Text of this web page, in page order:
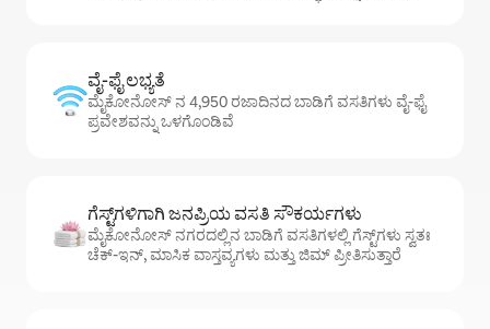
ವೈ-ಫೈ ಲಭ್ಯತೆ
ಮೈಕೋನೋಸ್ ನ 4,950 ರಜಾದಿನದ ಬಾಡಿಗೆ ವಸತಿಗಳು ವೈ-ಫೈ
ಪ್ರವೇಶವನ್ನು ಒಳಗೊಂಡಿವೆ
ಗೆಸ್ಟ್‌ಗಳಿಗಾಗಿ ಜನಪ್ರಿಯ ವಸತಿ ಸೌಕರ್ಯಗಳು
ಮೈಕೋನೋಸ್ ನಗರದಲ್ಲಿನ ಬಾಡಿಗೆ ವಸತಿಗಳಲ್ಲಿ ಗೆಸ್ಟ್‌ಗಳು ಸ್ವತಃ
ಚೆಕ್-ಇನ್, ಮಾಸಿಕ ವಾಸ್ತವ್ಯಗಳು ಮತ್ತು ಜಿಮ್ ಪ್ರೀತಿಸುತ್ತಾರೆ